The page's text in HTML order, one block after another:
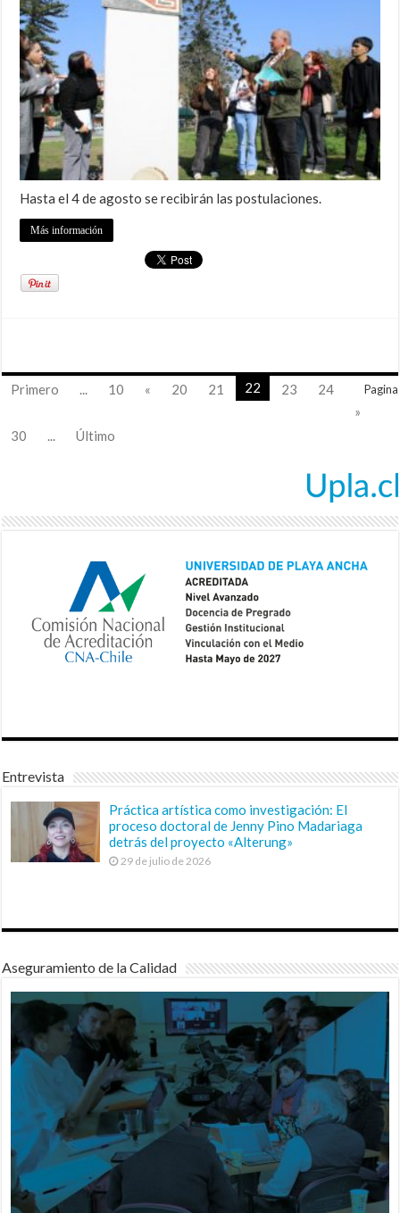
Hasta el 4 de agosto se recibirán las postulaciones.
Más información
Pagina
Primero ... 10 « 20 21 22 23
24
»
30
... Último
Entrevista
Práctica artística como investigación: El
proceso doctoral de Jenny Pino Madariaga
detrás del proyecto «Alterung»
29 de julio de 2026
Aseguramiento de la Calidad